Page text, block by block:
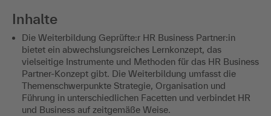
Inhalte
Die Weiterbildung Geprüfte:r HR Business Partner:in
bietet ein abwechslungsreiches Lernkonzept, das
vielseitige Instrumente und Methoden für das HR Business
Partner-Konzept gibt. Die Weiterbildung umfasst die
Themenschwerpunkte Strategie, Organisation und
Führung in unterschiedlichen Facetten und verbindet HR
und Business auf zeitgemäße Weise.